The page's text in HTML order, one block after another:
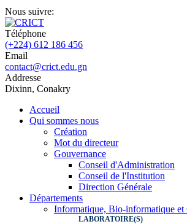
Nous suivre:
Téléphone
(+224) 612 186 456
Email
contact@crict.edu.gn
Addresse
Dixinn, Conakry
Accueil
Qui sommes nous
Création
Mot du directeur
Gouvernance
Conseil d'Administration
Conseil de l'Institution
Direction Générale
Départements
Informatique, Bio-informatique et
LABORATOIRE(S)